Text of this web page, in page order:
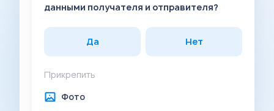
данными получателя и отправителя?
Да Нет
Прикрепить
Фото